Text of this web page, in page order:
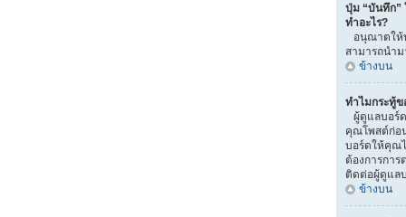
ปุ่ม “บันทึก”
ทำอะไร?
อนุณาตให้
สามารถนำ
ข้างบน
ทำไมกระทู้
ผู้ดูแลบอร์
คุณโพสต์ก่อ
บอร์ดให้คุณ
ต้องการกา
ติดต่อผู้ดูแล
ข้างบน